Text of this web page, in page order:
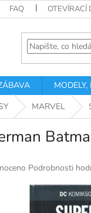
FAQ OTEVÍRACÍ
MARVEL
Podrobnosti